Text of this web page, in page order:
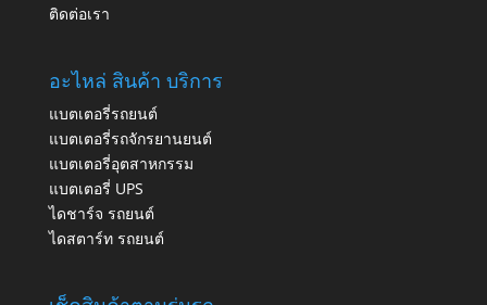
ติดต่อเรา
อะไหล่ สินค้า บริการ
แบตเตอรี่รถยนต์
แบตเตอรี่รถจักรยานยนต์
แบตเตอรี่อุตสาหกรรม
แบตเตอรี่ UPS
ไดชาร์จ รถยนต์
ไดสตาร์ท รถยนต์